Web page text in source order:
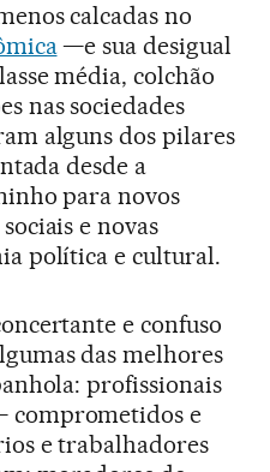
calcadas no
—e sua desigual
média, colchão
nas sociedades
alguns dos pilares
desde a
para novos
e novas
política e cultural.
e confuso
das melhores
profissionais
e
e trabalhadores